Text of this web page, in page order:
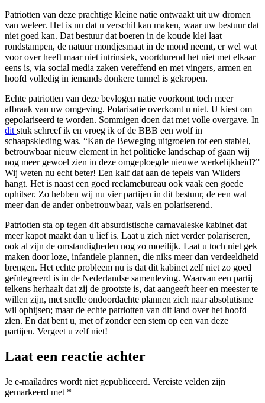
Patriotten van deze prachtige kleine natie ontwaakt uit uw dromen
van weleer. Het is nu dat u verschil kan maken, waar uw bestuur dat
niet goed kan. Dat bestuur dat boeren in de koude klei laat
rondstampen, de natuur mondjesmaat in de mond neemt, er wel wat
voor over heeft maar niet intrinsiek, voortdurend het niet met elkaar
eens is, via social media zaken vereffend en met vingers, armen en
hoofd volledig in iemands donkere tunnel is gekropen.
Echte patriotten van deze bevlogen natie voorkomt toch meer
afbraak van uw omgeving. Polarisatie overkomt u niet. U kiest om
gepolariseerd te worden. Sommigen doen dat met volle overgave. In
dit stuk schreef ik en vroeg ik of de BBB een wolf in
schaapskleding was. “Kan de Beweging uitgroeien tot een stabiel,
betrouwbaar nieuw element in het politieke landschap of gaan wij
nog meer gewoel zien in deze omgeploegde nieuwe werkelijkheid?”
Wij weten nu echt beter! Een kalf dat aan de tepels van Wilders
hangt. Het is naast een goed reclamebureau ook vaak een goede
ophitser. Zo hebben wij nu vier partijen in dit bestuur, de een wat
meer dan de ander onbetrouwbaar, vals en polariserend.
Patriotten sta op tegen dit absurdistische carnavaleske kabinet dat
meer kapot maakt dan u lief is. Laat u zich niet verder polariseren,
ook al zijn de omstandigheden nog zo moeilijk. Laat u toch niet gek
maken door loze, infantiele plannen, die niks meer dan verdeeldheid
brengen. Het echte probleem nu is dat dit kabinet zelf niet zo goed
geïntegreerd is in de Nederlandse samenleving. Waarvan een partij
telkens herhaalt dat zij de grootste is, dat aangeeft heer en meester te
willen zijn, met snelle ondoordachte plannen zich naar absolutisme
wil ophijsen; maar de echte patriotten van dit land over het hoofd
zien. En dat bent u, met of zonder een stem op een van deze
partijen. Vergeet u zelf niet!
Laat een reactie achter
Je e-mailadres wordt niet gepubliceerd. Vereiste velden zijn
gemarkeerd met *